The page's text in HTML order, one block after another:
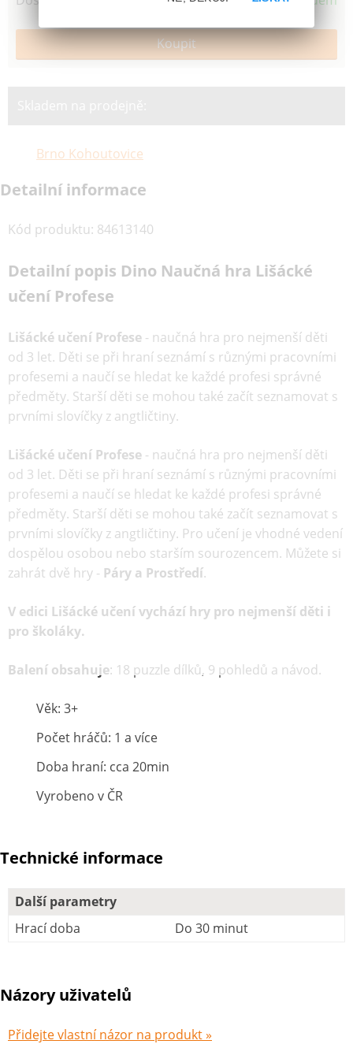
Brno Kohoutovice
Detailní informace
Kód produktu: 84613140
Detailní popis Dino Naučná hra Lišácké
učení Profese
Lišácké učení Profese - naučná hra pro nejmenší děti
od 3 let. Děti se při hraní seznámí s různými pracovními
profesemi a naučí se hledat ke každé profesi správné
předměty. Starší děti se mohou také začít seznamovat s
prvními slovíčky z angtličtiny.
Lišácké učení Profese - naučná hra pro nejmenší děti
od 3 let. Děti se při hraní seznámí s různými pracovními
profesemi a naučí se hledat ke každé profesi správné
předměty. Starší děti se mohou také začít seznamovat s
prvními slovíčky z angtličtiny. Pro učení je vhodné vedení
dospělou osobou nebo starším sourozencem. Můžete si
zahrát dvě hry - Páry a Prostředí.
V edici Lišácké učení vychází hry pro nejmenší děti i
pro školáky.
Balení obsahuje: 18 puzzle dílků, 9 pohledů a návod.
Věk: 3+
Počet hráčů: 1 a více
Doba hraní: cca 20min
Vyrobeno v ČR
Technické informace
Další parametry
Hrací doba
Do 30 minut
Názory uživatelů
Přidejte vlastní názor na produkt »